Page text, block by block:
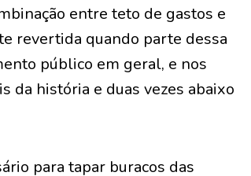
entre teto de gastos e
revertida quando parte dessa
público em geral, e nos
da história e duas vezes abaixo
para tapar buracos das